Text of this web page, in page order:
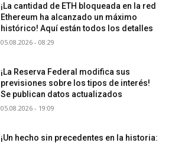
¡La cantidad de ETH bloqueada en la red
Ethereum ha alcanzado un máximo
histórico! Aquí están todos los detalles
05.08.2026 - 08:29
¡La Reserva Federal modifica sus
previsiones sobre los tipos de interés!
Se publican datos actualizados
05.08.2026 - 19:09
¡Un hecho sin precedentes en la historia: